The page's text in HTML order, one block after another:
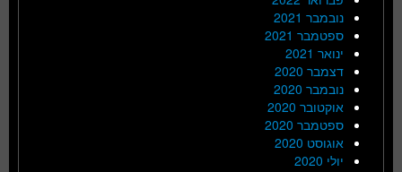
נובמבר 2021
ספטמבר 2021
ינואר 2021
דצמבר 2020
נובמבר 2020
אוקטובר 2020
ספטמבר 2020
אוגוסט 2020
יולי 2020